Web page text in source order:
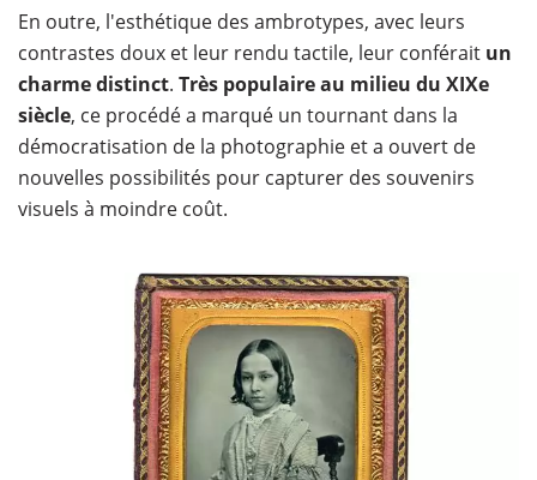
En outre, l'esthétique des ambrotypes, avec leurs
contrastes doux et leur rendu tactile, leur conférait un
charme distinct. Très populaire au milieu du XIXe
siècle, ce procédé a marqué un tournant dans la
démocratisation de la photographie et a ouvert de
nouvelles possibilités pour capturer des souvenirs
visuels à moindre coût.